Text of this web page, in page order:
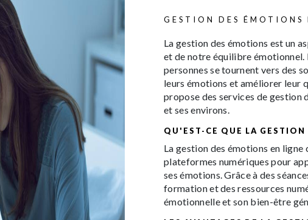
GESTION DES ÉMOTIONS
La gestion des émotions est un
et de notre équilibre émotionnel.
personnes se tournent vers des
leurs émotions et améliorer leur
propose des services de gestion
et ses environs.
QU'EST-CE QUE LA
La gestion des émotions en
plateformes numériques pour
ses émotions. Grâce à des
formation et des ressources
émotionnelle et son bien-être